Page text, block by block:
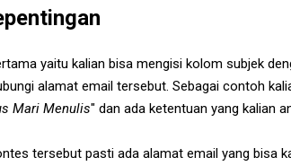
yaitu kalian bisa mengisi kolom subjek
alamat email tersebut. Sebagai contoh
Mari Menulis" dan ada ketentuan yang kalian
tersebut pasti ada alamat email yang bisa